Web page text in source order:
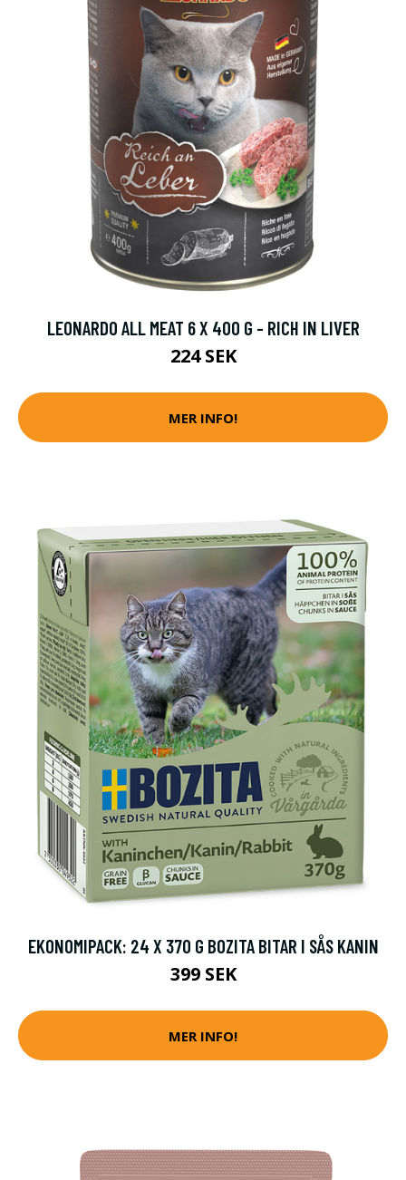
LEONARDO ALL MEAT 6 X 400 G - RICH IN LIVER
224 SEK
MER INFO!
EKONOMIPACK: 24 X 370 G BOZITA BITAR I SÅS KANIN
399 SEK
MER INFO!